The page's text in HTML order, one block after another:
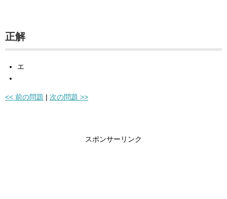
正解
エ
<< 前の問題 | 次の問題 >>
スポンサーリンク